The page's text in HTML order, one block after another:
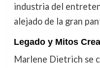
industria del
alejado de la gran
Legado y Mitos
Marlene Dietrich se